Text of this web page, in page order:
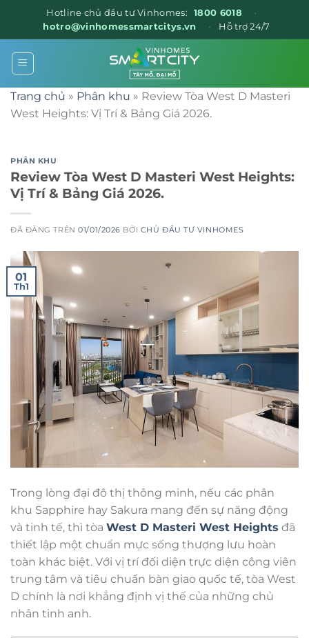
Hotline chủ đầu tư Vinhomes: 1800 6018
•
hotro@vinhomessmartcitys.vn
• Hỗ trợ 24/7
đến
dung
Trang chủ » Phân khu » Review Tòa West D Masteri
West Heights: Vị Trí & Bảng Giá 2026.
PHÂN KHU
Review Tòa West D Masteri West Heights:
Vị Trí & Bảng Giá 2026.
ĐÃ ĐĂNG TRÊN01/01/2026 BỞI CHỦ ĐẦU TƯ VINHOMES
01
Th1
Trong lòng đại đô thị thông minh, nếu các phân
khu Sapphire hay Sakura mang đến sự năng động
và tinh tế, thì tòa West D Masteri West Heights đã
thiết lập một chuẩn mực sống thượng lưu hoàn
toàn khác biệt. Với vị trí đối diện trực diện công viên
trung tâm và tiêu chuẩn bàn giao quốc tế, tòa West
D chính là nơi khẳng định vị thế của những chủ
nhân tinh anh.